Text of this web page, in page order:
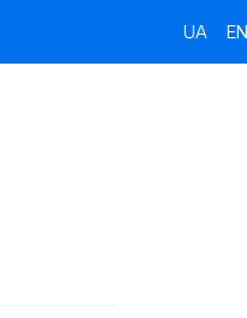
UA EN